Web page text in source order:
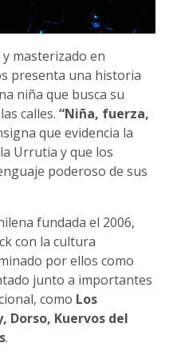
masterizado en
presenta una historia
niña que busca su
calles.“Niña, fuerza,
que evidencia la
Urrutia y que los
poderoso de sus
fundada el 2006,
con la cultura
por ellos como
junto a importantes
como Los
Dorso, Kuervos del
.